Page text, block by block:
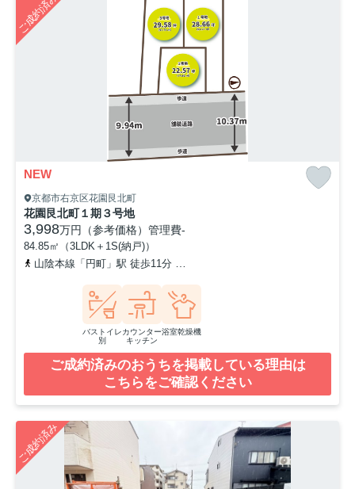
ご成約済み
NEW
京都市右京区花園艮北町
花園艮北町１期３号地
3,998万円（参考価格） 管理費-
84.85㎡（3LDK＋1S(納戸)）
山陰本線「円町」駅 徒歩11分
バストイレ
別
カウンター
キッチン
浴室乾燥機
ご成約済みのおうちを掲載している理由は
こちらをご確認ください
ご成約済み